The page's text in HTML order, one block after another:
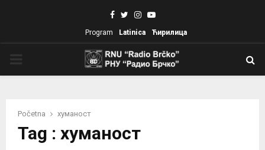
Facebook
TwitterInstagram
Youtube
Program Latinica Ћирилица
Početna хуманост
Tag : хуманост